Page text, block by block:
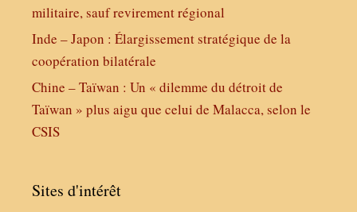
militaire, sauf revirement régional
Inde – Japon : Élargissement stratégique de la
coopération bilatérale
Chine – Taïwan : Un « dilemme du détroit de
Taïwan » plus aigu que celui de Malacca, selon le
CSIS
Sites d'intérêt